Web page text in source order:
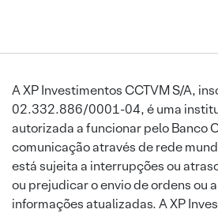
A XP Investimentos CCTVM S/A,
02.332.886/0001-04, é uma
autorizada a funcionar pelo Banco
comunicação através de rede
está sujeita a interrupções ou
ou prejudicar o envio de ordens ou
informações atualizadas. A XP